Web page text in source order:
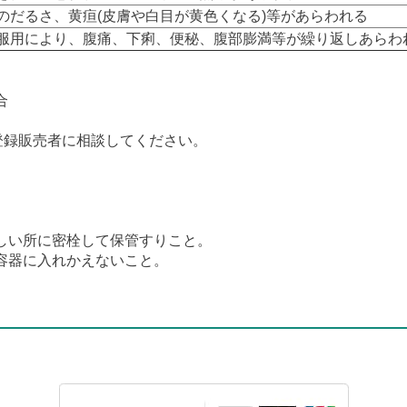
だるさ、黄疸(皮膚や白目が黄色くなる)等があらわれる
用により、腹痛、下痢、便秘、腹部膨満等が繰り返しあらわ
販売者に相談してください。
所に密栓して保管すりこと。
に入れかえないこと。